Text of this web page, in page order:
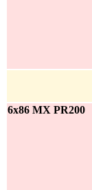
6x86 MX PR200